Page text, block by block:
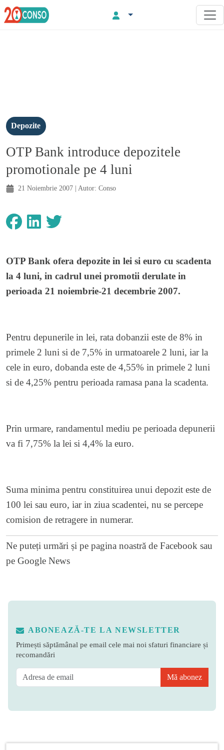
Depozite
OTP Bank introduce depozitele
promotionale pe 4 luni
21 Noiembrie 2007 | Autor: Conso
OTP Bank ofera depozite in lei si euro cu scadenta
la 4 luni, in cadrul unei promotii derulate in
perioada 21 noiembrie-21 decembrie 2007.
Pentru depunerile in lei, rata dobanzii este de 8% in
primele 2 luni si de 7,5% in urmatoarele 2 luni, iar la
cele in euro, dobanda este de 4,55% in primele 2 luni
si de 4,25% pentru perioada ramasa pana la scadenta.
Prin urmare, randamentul mediu pe perioada depunerii
va fi 7,75% la lei si 4,4% la euro.
Suma minima pentru constituirea unui depozit este de
100 lei sau euro, iar in ziua scadentei, nu se percepe
comision de retragere in numerar.
Ne puteți urmări și pe pagina noastră de Facebook sau
pe Google News
ABONEAZĂ-TE LA NEWSLETTER
Primești săptămânal pe email cele mai noi sfaturi financiare și
recomandări
Mă abonez